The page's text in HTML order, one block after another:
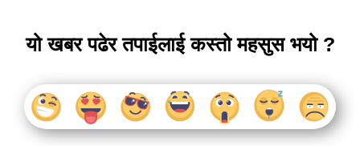
यो खबर पढेर तपाईलाई कस्तो महसुस भयो ?